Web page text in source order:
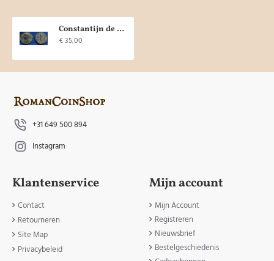
Constantijn de Grote - iovi conservator Cyzicus (AP1955)
€ 35,00
+31 649 500 894
Instagram
Klantenservice
Contact
Retourneren
Site Map
Privacybeleid
Mijn account
Mijn Account
Registreren
Nieuwsbrief
Bestelgeschiedenis